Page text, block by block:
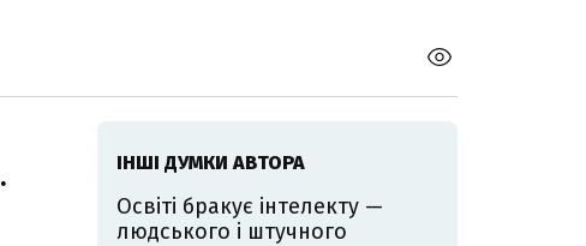
ІНШІ ДУМКИ АВТОРА
Освіті бракує інтелекту —
людського і штучного